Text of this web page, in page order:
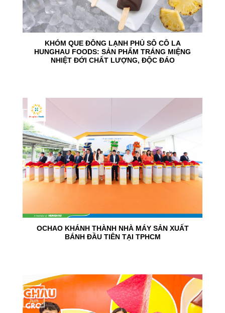
KHÓM QUE ĐÔNG LẠNH PHỦ SÔ CÔ LA
HUNGHAU FOODS: SẢN PHẨM TRÁNG MIỆNG
NHIỆT ĐỚI CHẤT LƯỢNG, ĐỘC ĐÁO
OCHAO KHÁNH THÀNH NHÀ MÁY SẢN XUẤT
BÁNH ĐẦU TIÊN TẠI TPHCM
24
Jun
15
Jun